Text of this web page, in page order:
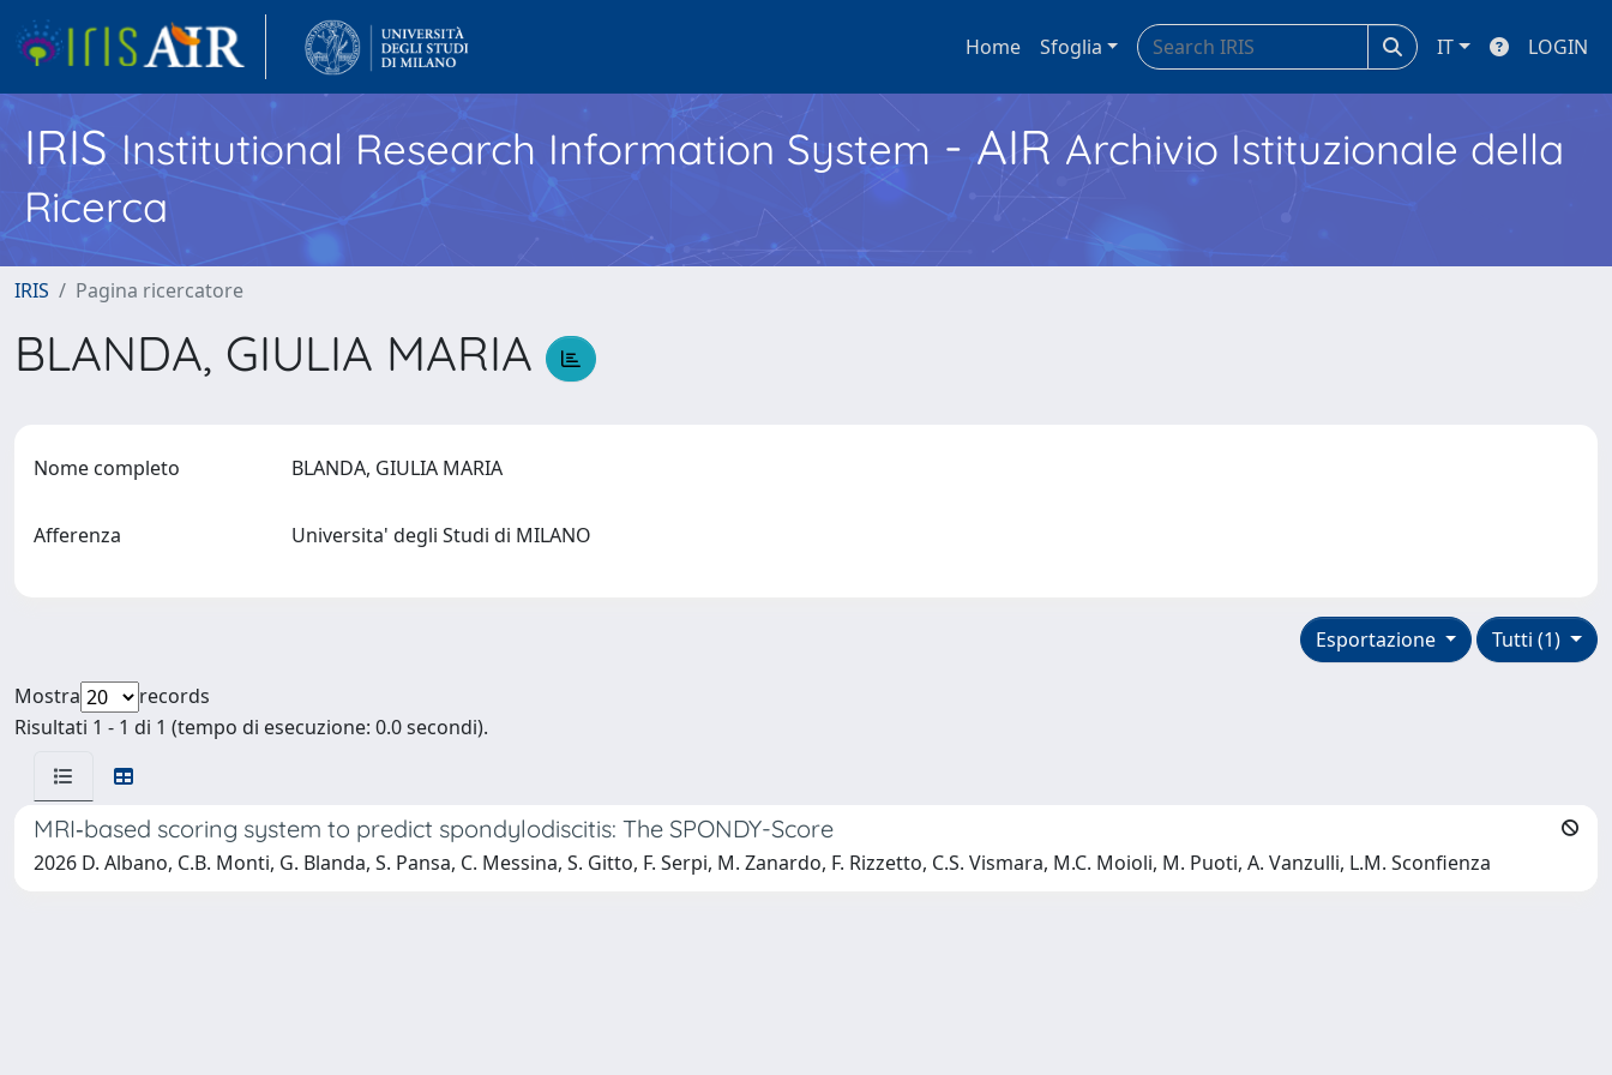
Home Sfoglia IT LOGIN
IRISInstitutional Research Information System - AIR Archivio Istituzionale della
Ricerca
IRIS Pagina ricercatore
BLANDA, GIULIA MARIA
Nome completo BLANDA, GIULIA MARIA
Afferenza Universita' degli Studi di MILANO
Tutti (1)
Esportazione
Mostra
records
Risultati 1 - 1 di 1 (tempo di esecuzione: 0.0 secondi).
MRI‑based scoring system to predict spondylodiscitis: The SPONDY-Score
2026 D. Albano, C.B. Monti, G. Blanda, S. Pansa, C. Messina, S. Gitto, F. Serpi, M. Zanardo, F. Rizzetto, C.S. Vismara, M.C. Moioli, M. Puoti, A. Vanzulli, L.M. Sconfienza